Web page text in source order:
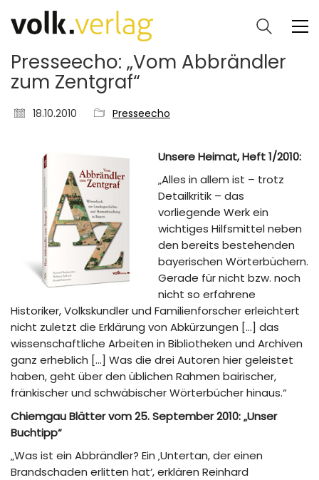
Presseecho: „Vom Abbrändler
zum Zentgraf“
18.10.2010 Presseecho
Unsere Heimat, Heft 1/2010:
„Alles in allem ist – trotz
Detailkritik – das
vorliegende Werk ein
wichtiges Hilfsmittel neben
den bereits bestehenden
bayerischen Wörterbüchern.
Gerade für nicht bzw. noch
nicht so erfahrene
Historiker, Volkskundler und Familienforscher erleichtert
nicht zuletzt die Erklärung von Abkürzungen […] das
wissenschaftliche Arbeiten in Bibliotheken und Archiven
ganz erheblich […] Was die drei Autoren hier geleistet
haben, geht über den üblichen Rahmen bairischer,
fränkischer und schwäbischer Wörterbücher hinaus.“
Chiemgau Blätter vom 25. September 2010: „Unser
Buchtipp“
„Was ist ein Abbrändler? Ein ‚Untertan, der einen
Brandschaden erlitten hat‘, erklären Reinhard